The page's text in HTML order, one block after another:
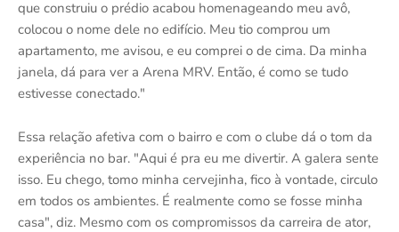
que construiu o prédio acabou homenageando meu avô,
colocou o nome dele no edifício. Meu tio comprou um
apartamento, me avisou, e eu comprei o de cima. Da minha
janela, dá para ver a Arena MRV. Então, é como se tudo
estivesse conectado."
Essa relação afetiva com o bairro e com o clube dá o tom da
experiência no bar. "Aqui é pra eu me divertir. A galera sente
isso. Eu chego, tomo minha cervejinha, fico à vontade, circulo
em todos os ambientes. É realmente como se fosse minha
casa", diz. Mesmo com os compromissos da carreira de ator,